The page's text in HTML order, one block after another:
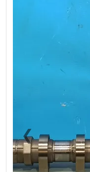
❮Previous